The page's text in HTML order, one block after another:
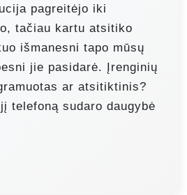
pagreitėjo iki
tačiau kartu atsitiko
išmanesni tapo mūsų
jie pasidarė. Įrenginių
ar atsitiktinis?
telefoną sudaro daugybė